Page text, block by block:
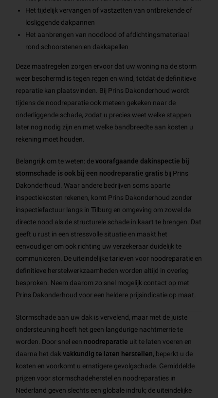
Het tijdelijk vervangen of vastzetten van ontbrekende of
losliggende dakpannen
Het aanbrengen van noodlood of afdichtingsmateriaal
rond schoorstenen en dakkapellen
Deze maatregelen zorgen ervoor dat uw woning na de storm
weer beschermd is tegen regen en wind, totdat de definitieve
reparatie kan plaatsvinden. Bij Prins Dakonderhoud wordt
tijdens de noodreparatie ook meteen gekeken naar de
onderliggende schade, zodat u precies weet welke stappen
later nog nodig zijn en met welke bandbreedte aan kosten u
rekening moet houden.
Belangrijk om te weten: devoorafgaande dakinspectie bij
stormschade is ook bij een noodreparatie gratis bij Prins
Dakonderhoud. Waar andere bedrijven soms aparte
inspectiekosten rekenen, komt Prins Dakonderhoud zonder
inspectiefactuur langs in Tilburg en omgeving om zowel de
directe nood als de structurele schade in kaart te brengen. Dat
geeft u rust in een stressvolle situatie en maakt het
eenvoudiger om ook richting uw verzekeraar duidelijk te
communiceren. De uiteindelijke tarieven voor noodreparatie en
definitieve herstelwerkzaamheden worden altijd in overleg
besproken. Neem daarom zo snel mogelijk contact op met
Prins Dakonderhoud voor een heldere prijsindicatie op maat.
Stormschade aan uw dak is vervelend, maar met de juiste
ondersteuning hoeft het geen langdurige nachtmerrie te
worden. Door snel een noodreparatie uit te laten voeren en
daarna het dakvakkundig te laten herstellen, beperkt u de
kosten en voorkomt u ernstigere gevolgschade. Gemiddelde
prijzen voor stormschadeherstel en noodreparaties in
Nederland geven slechts een globale indruk; de uiteindelijke